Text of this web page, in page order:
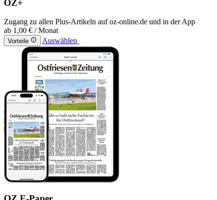
OZ+
Zugang zu allen Plus-Artikeln auf oz-online.de und in der App
ab 1,00 € / Monat
Vorteile Auswählen